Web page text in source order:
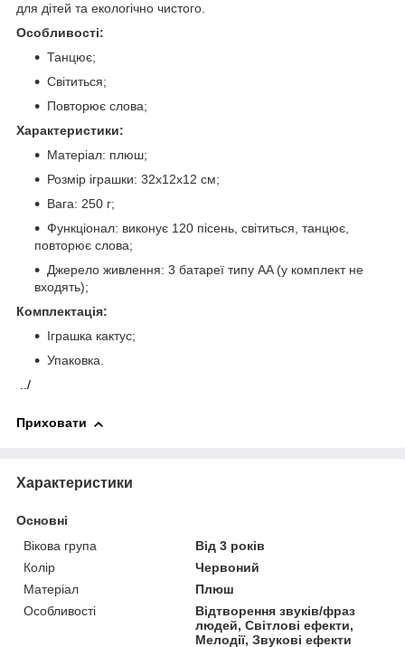
для дітей та екологічно чистого.
Особливості:
Танцює;
Світиться;
Повторює слова;
Характеристики:
Матеріал: плюш;
Розмір іграшки: 32х12х12 см;
Вага: 250 г;
Функціонал: виконує 120 пісень, світиться, танцює,
повторює слова;
Джерело живлення: 3 батареї типу AA (у комплект не
входять);
Комплектація:
Іграшка кактус;
Упаковка.
../
Приховати
Характеристики
Основні
Вікова група
Від 3 років
Колір
Червоний
Матеріал
Плюш
Особливості
Відтворення звуків/фраз
людей, Світлові ефекти,
Мелодії, Звукові ефекти